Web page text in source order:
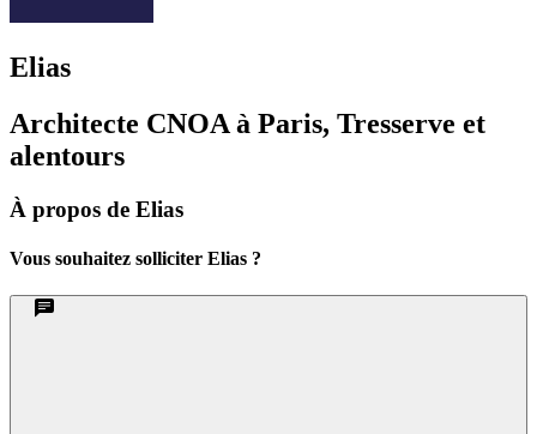
Elias
Architecte CNOA à Paris, Tresserve et
alentours
À propos de Elias
Vous souhaitez solliciter Elias ?